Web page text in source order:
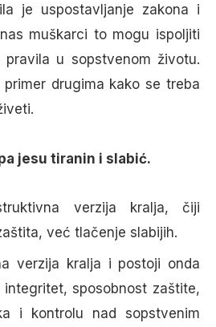
je uspostavljanje zakona i
muškarci to mogu ispoljiti
pravila u sopstvenom životu.
drugima kako se treba
jesu tiranin i slabić.
verzija kralja, čiji
već tlačenje slabijih.
verzija kralja i postoji onda
sposobnost zaštite,
i kontrolu nad sopstvenim